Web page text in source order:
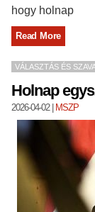
hogy holnap
Read More
VÁLASZTÁS ÉS
Holnap
2026-04-02| MSZP